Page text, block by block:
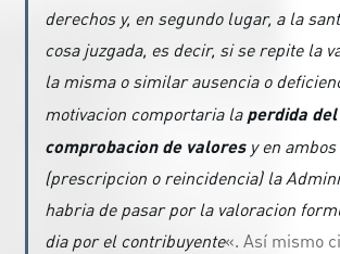
derechos y, en segundo lugar, a la
cosa juzgada, es decir, si se repite la
la misma o similar ausencia o
motivacion comportaria la perdida
comprobacion de valoresy en ambos
(prescripcion o reincidencia) la
habria de pasar por la valoracion
dia por el contribuyente«. Así mismo